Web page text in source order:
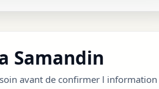
Samandin
avant de confirmer l information